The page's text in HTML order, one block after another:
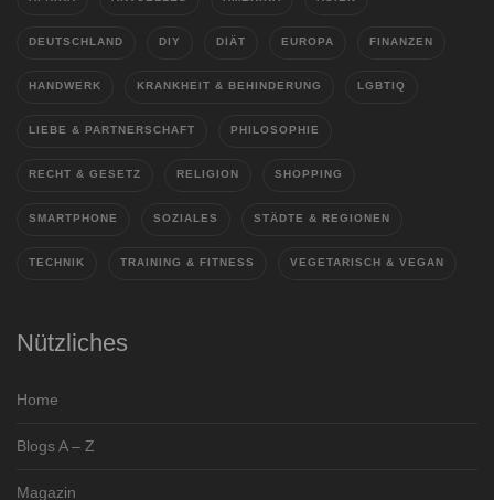
DEUTSCHLAND DIY DIÄT EUROPA FINANZEN
HANDWERK KRANKHEIT & BEHINDERUNG LGBTIQ
LIEBE & PARTNERSCHAFT PHILOSOPHIE
RECHT & GESETZ RELIGION SHOPPING
SMARTPHONE SOZIALES STÄDTE & REGIONEN
TECHNIK TRAINING & FITNESS VEGETARISCH & VEGAN
Nützliches
Home
Blogs A – Z
Magazin